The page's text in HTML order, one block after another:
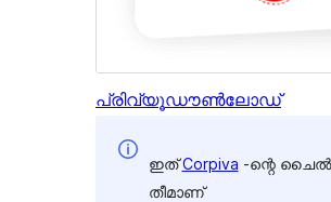
പ്രിവ്യൂഡൗൺലോഡ്
ഇത്Corpiva -ന്റെ
തീമാണ്